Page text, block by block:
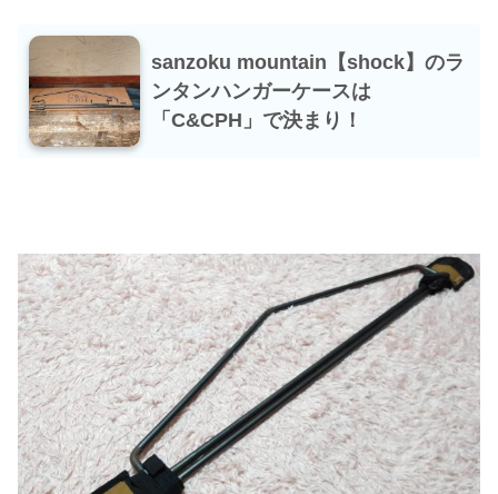
sanzoku mountain【shock】のラ
ンタンハンガーケースは
「C&CPH」で決まり！